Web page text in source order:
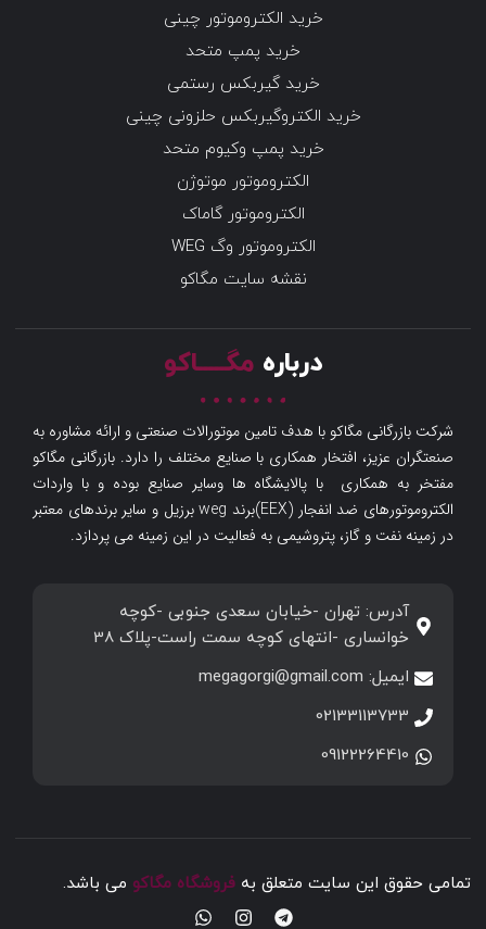
خرید الکتروموتور چینی
خرید پمپ متحد
خرید گیربکس رستمی
خرید الکتروگیربکس حلزونی چینی
خرید پمپ وکیوم متحد
الکتروموتور موتوژن
الکتروموتور گاماک
الکتروموتور وگ WEG
نقشه سایت مگاکو
درباره مگـــــاکو
شرکت بازرگانی مگاکو با هدف تامین موتورالات صنعتی و ارائه مشاوره به
صنعتگران عزیز، افتخار همکاری با صنایع مختلف را دارد. بازرگانی مگاکو
مفتخر به همکاری با پالایشگاه ها وسایر صنایع بوده و با واردات
الکتروموتورهای ضد انفجار (EEX)برند weg برزیل و سایر برندهای معتبر
در زمینه نفت و گاز، پتروشیمی به فعالیت در این زمینه می پردازد.
آدرس: تهران -خیابان سعدی جنوبی -کوچه
خوانساری -انتهای کوچه سمت راست-پلاک 38
ایمیل: megagorgi@gmail.com
02133113733
09122264410
تمامی حقوق این سایت متعلق به فروشگاه مگاکو می باشد.